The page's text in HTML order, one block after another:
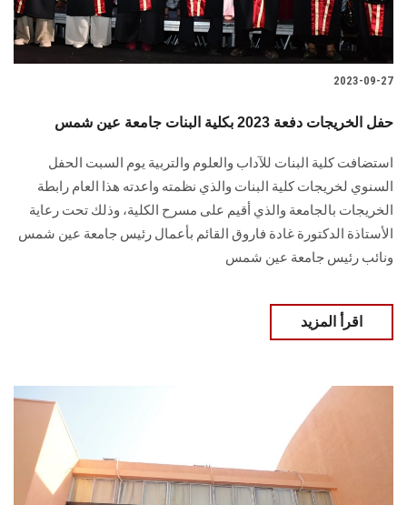
2023-09-27
حفل الخريجات دفعة 2023 بكلية البنات جامعة عين شمس
استضافت كلية البنات للآداب والعلوم والتربية يوم السبت الحفل
السنوي لخريجات كلية البنات والذي نظمته واعدته هذا العام رابطة
الخريجات بالجامعة والذي أقيم على مسرح الكلية، وذلك تحت رعاية
الأستاذة الدكتورة غادة فاروق القائم بأعمال رئيس جامعة عين شمس
ونائب رئيس جامعة عين شمس
اقرأ المزيد